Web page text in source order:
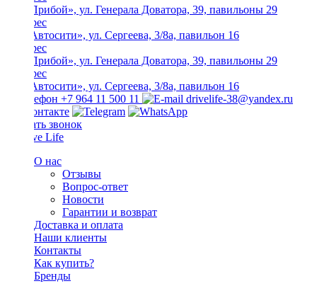
ТЦ «Прибой», ул. Генерала Доватора, 39, павильоны 29
ТЦ «Автосити», ул. Сергеева, 3/8а, павильон 16
ТЦ «Прибой», ул. Генерала Доватора, 39, павильоны 29
ТЦ «Автосити», ул. Сергеева, 3/8а, павильон 16
+7 964 11 500 11
drivelife-38@yandex.ru
Заказать звонок
О нас
Отзывы
Вопрос-ответ
Новости
Гарантии и возврат
Доставка и оплата
Наши клиенты
Контакты
Как купить?
Бренды